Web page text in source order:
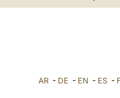
AR - DE - EN - ES -